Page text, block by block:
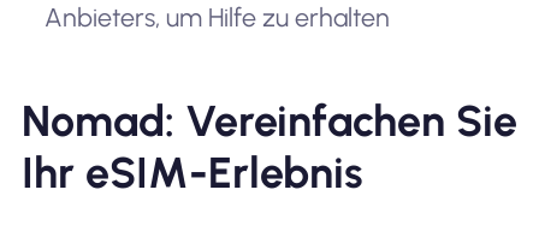
Anbieters, um Hilfe zu erhalten
Nomad: Vereinfachen Sie
Ihr eSIM-Erlebnis